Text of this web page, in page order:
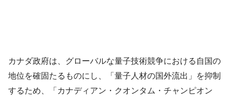
カナダ政府は、グローバルな量子技術競争における自国の
地位を確固たるものにし、「量子人材の国外流出」を抑制
するため、「カナディアン・クオンタム・チャンピオン